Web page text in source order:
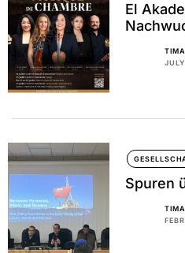
El
TIMA
Spuren
TIMA